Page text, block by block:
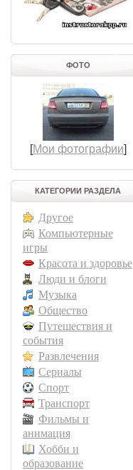
ФОТО
[Мои фотографии]
КАТЕГОРИИ РАЗДЕЛА
Другое
Компьютерные
игры
Красота и здоровье
Люди и блоги
Музыка
Общество
Путешествия и
события
Развлечения
Сериалы
Спорт
Транспорт
Фильмы и
анимация
Хобби и
образование